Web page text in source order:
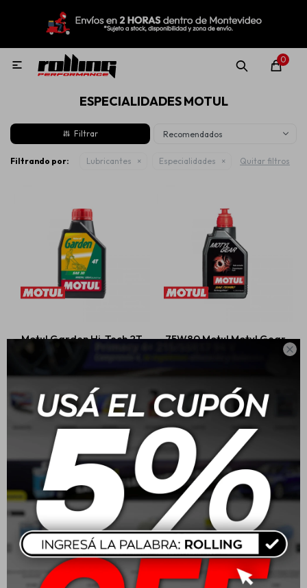

0

ESPECIALIDADES MOTUL
Recomendados
Filtrando por: Lubricantes Especialidades Quitar filtros
Motul Garden Hi-Tech 2T
75W80 Motul Motyl Gear
75W90 Motul Motyl Gear
1L
MI CUENTA
Nuevo! Rolling Repuestos
Llantas
Lubricantes
Aditivos
Estética automotriz
Accesorios
Baterías
Repuestos
Servicios